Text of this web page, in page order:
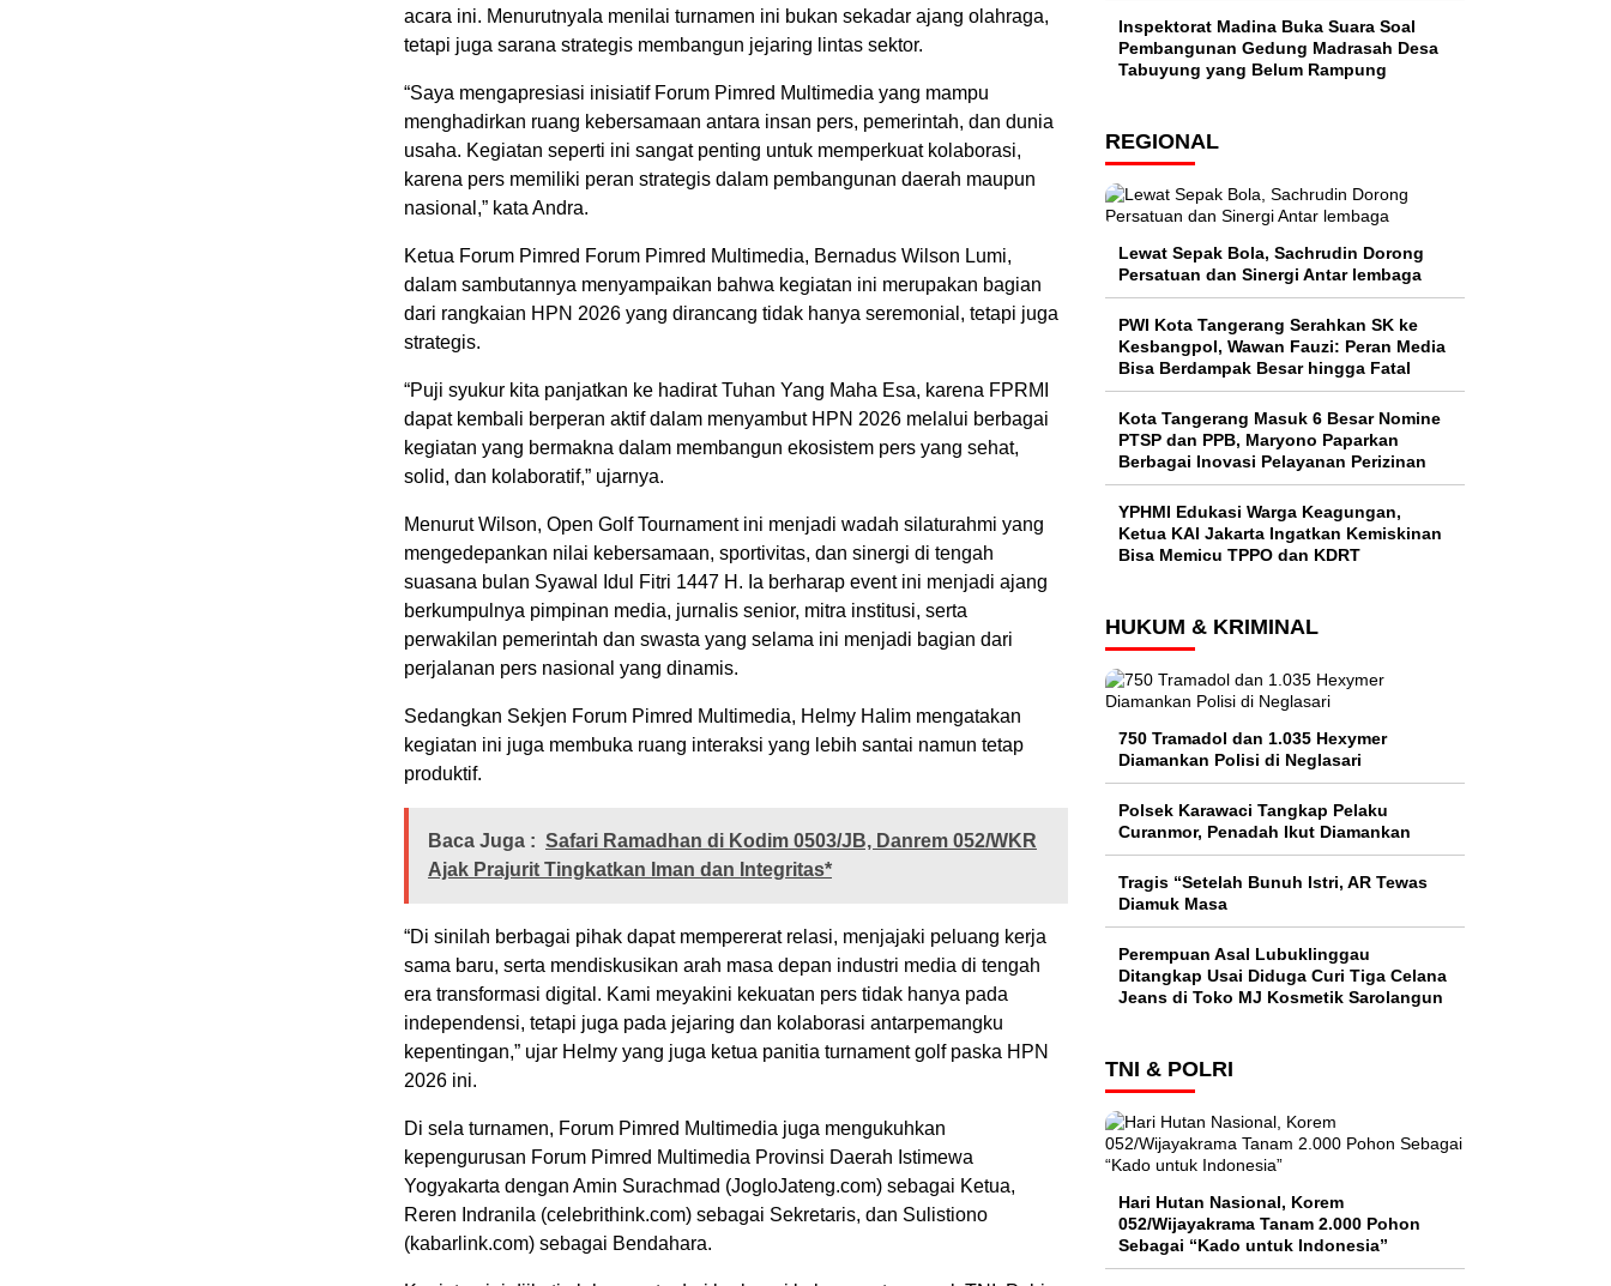
acara ini. MenurutnyaIa menilai turnamen ini bukan sekadar ajang olahraga,
tetapi juga sarana strategis membangun jejaring lintas sektor.
“Saya mengapresiasi inisiatif Forum Pimred Multimedia yang mampu
menghadirkan ruang kebersamaan antara insan pers, pemerintah, dan dunia
usaha. Kegiatan seperti ini sangat penting untuk memperkuat kolaborasi,
karena pers memiliki peran strategis dalam pembangunan daerah maupun
nasional,” kata Andra.
Ketua Forum Pimred Forum Pimred Multimedia, Bernadus Wilson Lumi,
dalam sambutannya menyampaikan bahwa kegiatan ini merupakan bagian
dari rangkaian HPN 2026 yang dirancang tidak hanya seremonial, tetapi juga
strategis.
“Puji syukur kita panjatkan ke hadirat Tuhan Yang Maha Esa, karena FPRMI
dapat kembali berperan aktif dalam menyambut HPN 2026 melalui berbagai
kegiatan yang bermakna dalam membangun ekosistem pers yang sehat,
solid, dan kolaboratif,” ujarnya.
Menurut Wilson, Open Golf Tournament ini menjadi wadah silaturahmi yang
mengedepankan nilai kebersamaan, sportivitas, dan sinergi di tengah
suasana bulan Syawal Idul Fitri 1447 H. Ia berharap event ini menjadi ajang
berkumpulnya pimpinan media, jurnalis senior, mitra institusi, serta
perwakilan pemerintah dan swasta yang selama ini menjadi bagian dari
perjalanan pers nasional yang dinamis.
Sedangkan Sekjen Forum Pimred Multimedia, Helmy Halim mengatakan
kegiatan ini juga membuka ruang interaksi yang lebih santai namun tetap
produktif.
Baca Juga : Safari Ramadhan di Kodim 0503/JB, Danrem 052/WKR
Ajak Prajurit Tingkatkan Iman dan Integritas*
“Di sinilah berbagai pihak dapat mempererat relasi, menjajaki peluang kerja
sama baru, serta mendiskusikan arah masa depan industri media di tengah
era transformasi digital. Kami meyakini kekuatan pers tidak hanya pada
independensi, tetapi juga pada jejaring dan kolaborasi antarpemangku
kepentingan,” ujar Helmy yang juga ketua panitia turnament golf paska HPN
2026 ini.
Di sela turnamen, Forum Pimred Multimedia juga mengukuhkan
kepengurusan Forum Pimred Multimedia Provinsi Daerah Istimewa
Yogyakarta dengan Amin Surachmad (JogloJateng.com) sebagai Ketua,
Reren Indranila (celebrithink.com) sebagai Sekretaris, dan Sulistiono
(kabarlink.com) sebagai Bendahara.
Inspektorat Madina Buka Suara Soal
Pembangunan Gedung Madrasah Desa
Tabuyung yang Belum Rampung
REGIONAL
Lewat Sepak Bola, Sachrudin Dorong
Persatuan dan Sinergi Antar lembaga
PWI Kota Tangerang Serahkan SK ke
Kesbangpol, Wawan Fauzi: Peran Media
Bisa Berdampak Besar hingga Fatal
Kota Tangerang Masuk 6 Besar Nomine
PTSP dan PPB, Maryono Paparkan
Berbagai Inovasi Pelayanan Perizinan
YPHMI Edukasi Warga Keagungan,
Ketua KAI Jakarta Ingatkan Kemiskinan
Bisa Memicu TPPO dan KDRT
HUKUM & KRIMINAL
750 Tramadol dan 1.035 Hexymer
Diamankan Polisi di Neglasari
Polsek Karawaci Tangkap Pelaku
Curanmor, Penadah Ikut Diamankan
Tragis “Setelah Bunuh Istri, AR Tewas
Diamuk Masa
Perempuan Asal Lubuklinggau
Ditangkap Usai Diduga Curi Tiga Celana
Jeans di Toko MJ Kosmetik Sarolangun
TNI & POLRI
Hari Hutan Nasional, Korem
052/Wijayakrama Tanam 2.000 Pohon
Sebagai “Kado untuk Indonesia”